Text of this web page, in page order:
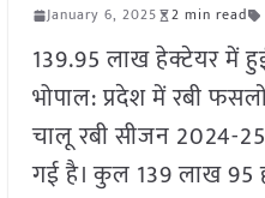
January 6, 2025 2 min read
139.95 लाख हेक्टेयर में
भोपाल: प्रदेश में रबी
चालू रबी सीजन 2024-
गई है। कुल 139 लाख 95